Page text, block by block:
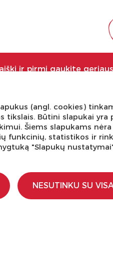
ir pirmi gaukite
NAUDINGA ŽINOTI
Tinklaraštis
Kodomo edukacijos
Kūrybinės dirbtuvės
Ugdymo įstaigoms
Kur įsigyti
(angl. cookies)
tikslais. Būtini slapukai
Šiems slapukams
funkcinių, statistikos ir
"Slapukų
NESUTINKU SU